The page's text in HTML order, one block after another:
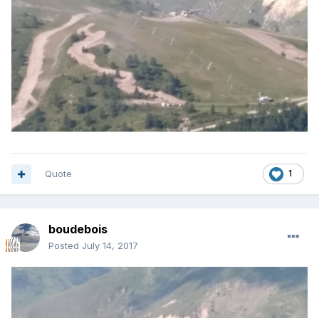
1
Quote
boudebois
Posted July 14, 2017